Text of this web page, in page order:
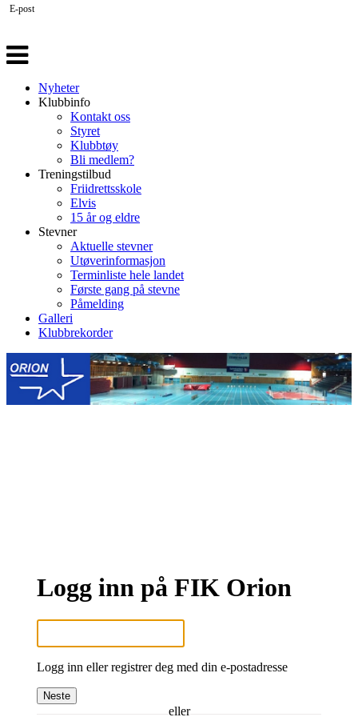
Veksle
navigasjon
Nyheter
Klubbinfo
Kontakt oss
Styret
Klubbtøy
Bli medlem?
Treningstilbud
Friidrettsskole
Elvis
15 år og eldre
Stevner
Aktuelle stevner
Utøverinformasjon
Terminliste hele landet
Første gang på stevne
Påmelding
Galleri
Klubbrekorder
Logg inn på FIK Orion
E-post
Logg inn eller registrer deg med din e-postadresse
Neste
eller